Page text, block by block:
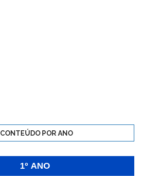
CONTEÚDO POR ANO
1º ANO